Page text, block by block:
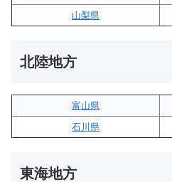
山梨県
北陸地方
富山県
石川県
東海地方